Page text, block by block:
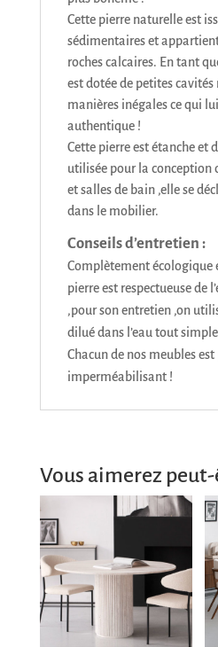
Cette pierre naturelle est
sédimentaires et
roches calcaires. En tant
est dotée de petites cavités
manières inégales ce qui
authentique !
Cette pierre est étanche et
utilisée pour la conception
et salles de bain ,elle se
dans le mobilier.
Conseils d’entretien :
Complètement écologique
pierre est respectueuse de
,pour son entretien ,on
dilué dans l’eau tout
Chacun de nos meubles
imperméabilisant !
Vous aimerez